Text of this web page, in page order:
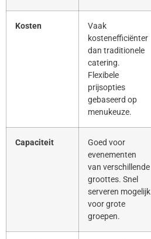
Kosten
Vaak
kostenefficiënter
dan traditionele
catering.
Flexibele
prijsopties
gebaseerd op
menukeuze.
Capaciteit
Goed voor
evenementen
van verschillende
groottes. Snel
serveren mogelijk
voor grote
groepen.